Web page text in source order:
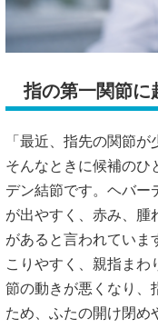
指の第一関節に
「最近、指先の関節
そんなときに候補のひ
デン結節です。ヘバー
が出やすく、赤み、腫
があると言われていま
こりやすく、親指まわ
節の動きが悪くなり、
ため、ふたの開け閉め